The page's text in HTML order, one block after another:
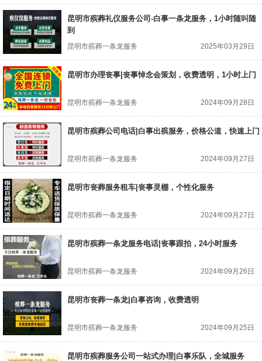
昆明市殡葬礼仪服务公司-白事一条龙服务，1小时随叫随
到
昆明市殡葬一条龙服务 2025年03月29日
昆明市办理丧事|丧事悼念会策划，收费透明，1小时上门
昆明市殡葬一条龙服务 2024年09月28日
昆明市殡葬公司电话|白事出殡服务，价格公道，快速上门
昆明市殡葬一条龙服务 2024年09月27日
昆明市丧葬服务租车|丧事灵棚，个性化服务
昆明市殡葬一条龙服务 2024年09月27日
昆明市殡葬一条龙服务电话|丧事跟拍，24小时服务
昆明市殡葬一条龙服务 2024年09月26日
昆明市丧葬一条龙|白事咨询，收费透明
昆明市殡葬一条龙服务 2024年09月25日
昆明市殡葬服务公司一站式办理|白事乐队，全城服务